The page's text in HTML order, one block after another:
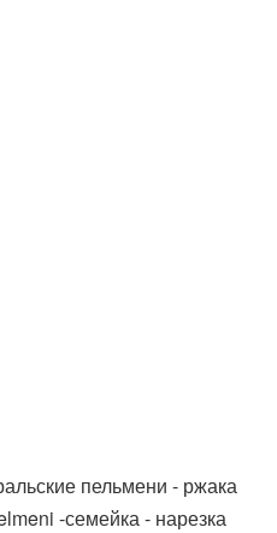
пельмени - ржака
-семейка - нарезка